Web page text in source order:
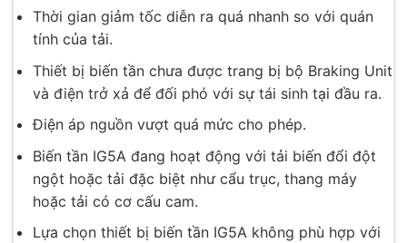
Thời gian giảm tốc diễn ra quá nhanh so với quán
tính của tải.
Thiết bị biến tần chưa được trang bị bộ Braking Unit
và điện trở xả để đối phó với sự tái sinh tại đầu ra.
Điện áp nguồn vượt quá mức cho phép.
Biến tần IG5A đang hoạt động với tải biến đổi đột
ngột hoặc tải đặc biệt như cẩu trục, thang máy
hoặc tải có cơ cấu cam.
Lựa chọn thiết bị biến tần IG5A không phù hợp với